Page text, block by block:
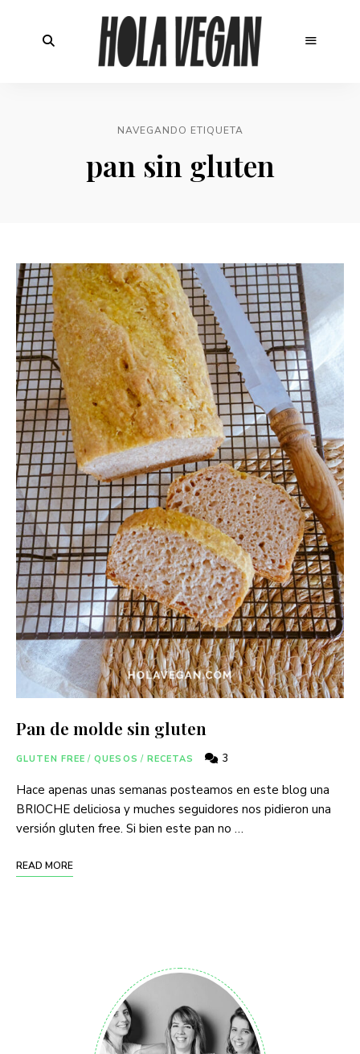
NAVEGANDO ETIQUETA
pan sin gluten
Pan de molde sin gluten
GLUTEN FREE / QUESOS / RECETAS 3
Hace apenas unas semanas posteamos en este blog una
BRIOCHE deliciosa y muches seguidores nos pidieron una
versión gluten free. Si bien este pan no …
READ MORE